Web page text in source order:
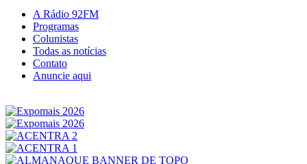
A Rádio 92FM
Programas
Colunistas
Todas as notícias
Contato
Anuncie aqui